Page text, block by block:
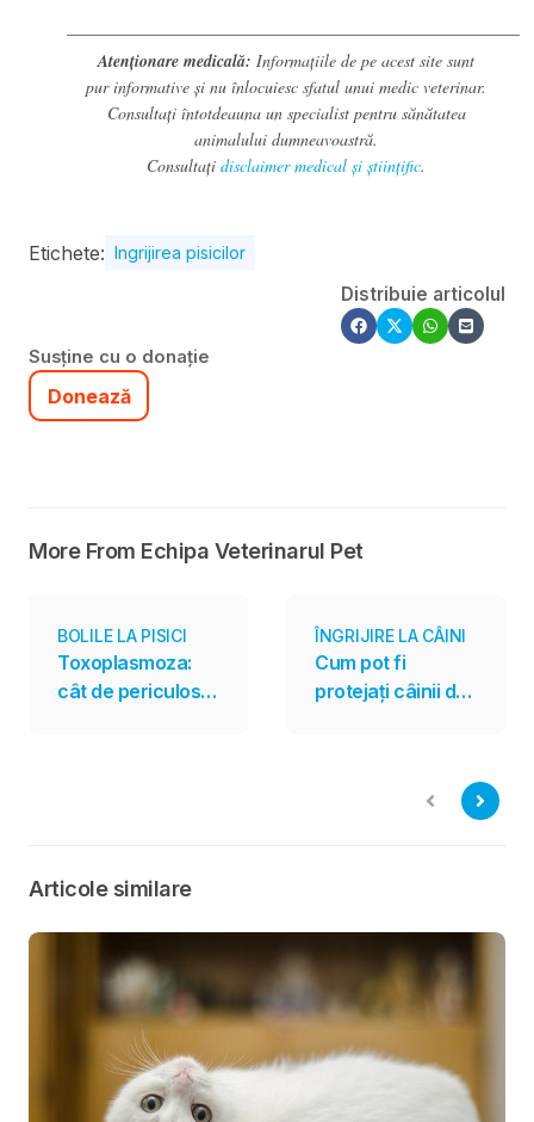
Atenționare medicală: Informațiile de pe acest site sunt
pur informative și nu înlocuiesc sfatul unui medic veterinar.
Consultați întotdeauna un specialist pentru sănătatea
animalului dumneavoastră.
Consultați disclaimer medical și științific.
Etichete: Ingrijirea pisicilor
Distribuie articolul
Susține cu o donație
Donează
More From Echipa Veterinarul Pet
BOLILE LA PISICI
Toxoplasmoza:
cât de periculos
ÎNGRIJIRE LA CÂINI
Cum pot fi
protejați câinii de
Articole similare